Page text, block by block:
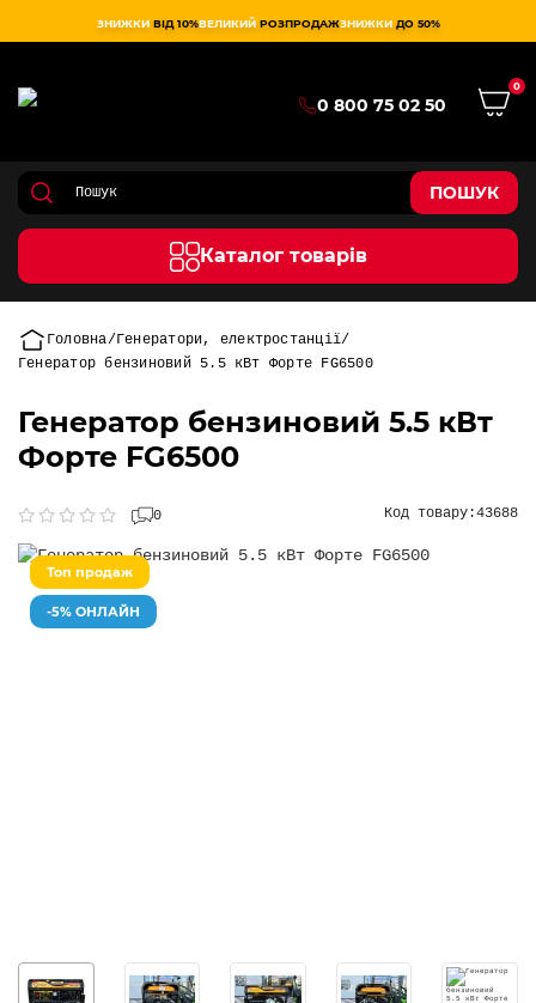
ЗНИЖКИ ВІД 10%ВЕЛИКИЙ РОЗПРОДАЖЗНИЖКИ ДО 50%
0 800 75 02 50
0
ПОШУК
Каталог товарів
Головна Генератори, електростанції
Генератор бензиновий 5.5 кВт Форте FG6500
Генератор бензиновий 5.5 кВт
Форте FG6500
0 Код товару:43688
Топ продаж
-5% ОНЛАЙН